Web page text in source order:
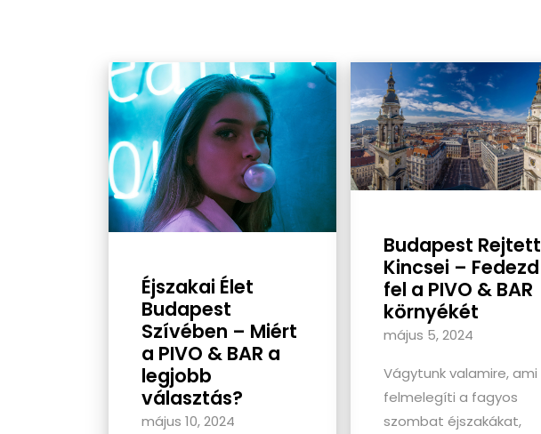
Éjszakai Élet
Budapest
Szívében – Miért
a PIVO & BAR a
legjobb
választás?
május 10, 2024
Budapest Rejtett
Kincsei – Fedezd
fel a PIVO & BAR
környékét
május 5, 2024
Vágytunk valamire, ami
felmelegíti a fagyos
szombat éjszakákat,